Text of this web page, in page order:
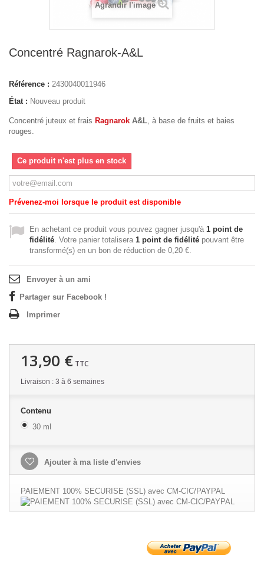
Agrandir l'image
Concentré Ragnarok-A&L
Référence : 2430040011946
État : Nouveau produit
Concentré juteux et frais Ragnarok A&L, à base de fruits et baies
rouges.
Ce produit n'est plus en stock
Prévenez-moi lorsque le produit est disponible
En achetant ce produit vous pouvez gagner jusqu'à 1 point de
fidélité. Votre panier totalisera 1 point de fidélité pouvant être
transformé(s) en un bon de réduction de 0,20 €.
Envoyer à un ami
Partager sur Facebook !
Imprimer
13,90 € TTC
Livraison : 3 à 6 semaines
Contenu
30 ml
Ajouter à ma liste d'envies
PAIEMENT 100% SECURISE (SSL) avec CM-CIC/PAYPAL